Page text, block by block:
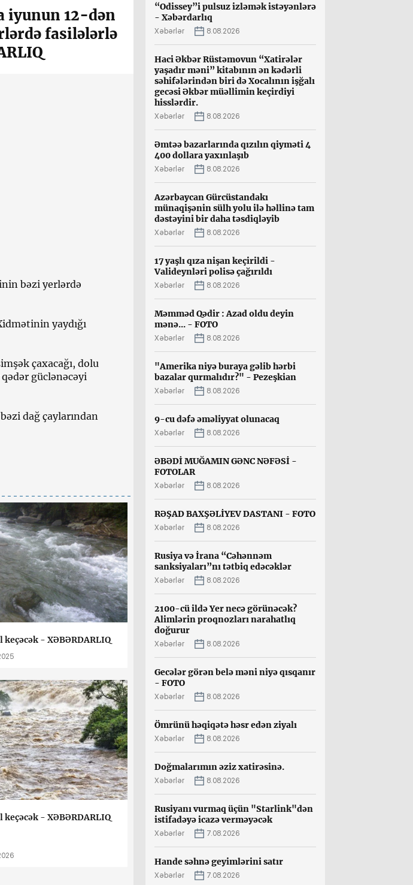
iyunun 12-dən
fasilələrlə
bəzi yerlərdə
yaydığı
çaxacağı, dolu
güclənəcəyi
dağ çaylarından
keçəcək - XƏBƏRDARLIQ
keçəcək - XƏBƏRDARLIQ
“Odissey”i pulsuz izləmək istəyənlərə
- Xəbərdarlıq
Xəbərlər 8.08.2026
Haci Əkbər Rüstəmovun “Xatirələr
yaşadır məni” kitabının ən kədərli
səhifələrindən biri də Xocalının işğalı
gecəsi Əkbər müəllimin keçirdiyi
hisslərdir.
Xəbərlər 8.08.2026
Əmtəə bazarlarında qızılın qiyməti 4
400 dollara yaxınlaşıb
Xəbərlər 8.08.2026
Azərbaycan Gürcüstandakı
münaqişənin sülh yolu ilə həllinə tam
dəstəyini bir daha təsdiqləyib
Xəbərlər 8.08.2026
17 yaşlı qıza nişan keçirildi -
Valideynləri polisə çağırıldı
Xəbərlər 8.08.2026
Məmməd Qədir : Azad oldu deyin
mənə... - FOTO
Xəbərlər 8.08.2026
"Amerika niyə buraya gəlib hərbi
bazalar qurmalıdır?" - Pezeşkian
Xəbərlər 8.08.2026
9-cu dəfə əməliyyat olunacaq
Xəbərlər 8.08.2026
ƏBƏDİ MUĞAMIN GƏNC NƏFƏSİ -
FOTOLAR
Xəbərlər 8.08.2026
RƏŞAD BAXŞƏLİYEV DASTANI - FOTO
Xəbərlər 8.08.2026
Rusiya və İrana “Cəhənnəm
sanksiyaları”nı tətbiq edəcəklər
Xəbərlər 8.08.2026
2100-cü ildə Yer necə görünəcək?
Alimlərin proqnozları narahatlıq
doğurur
Xəbərlər 8.08.2026
Gecələr görən belə məni niyə qısqanır
- FOTO
Xəbərlər 8.08.2026
Ömrünü həqiqətə həsr edən ziyalı
Xəbərlər 8.08.2026
Doğmalarımın əziz xatirəsinə.
Xəbərlər 8.08.2026
Rusiyanı vurmaq üçün "Starlink"dən
istifadəyə icazə verməyəcək
Xəbərlər 7.08.2026
Hande səhnə geyimlərini satır
Xəbərlər 7.08.2026